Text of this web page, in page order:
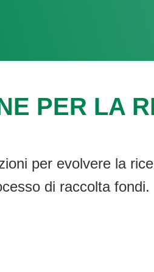
PER LA
per evolvere la
di raccolta fondi.